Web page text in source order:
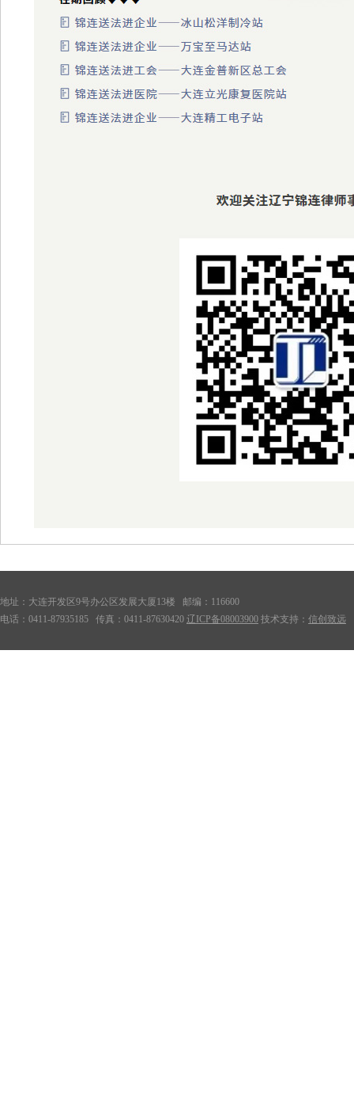
地址：大连开发区9号办公区发展大厦13楼 邮编：116600
电话：0411-87935185 传真：0411-87630420 辽ICP备08003900 技术支持： 信创致远